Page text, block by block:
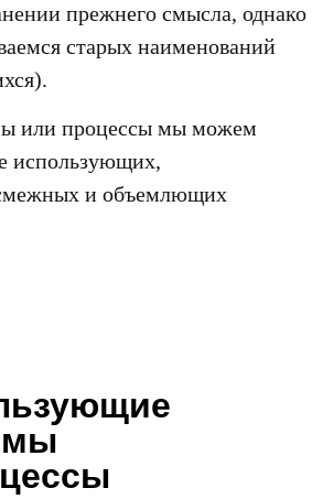
прежнего смысла, однако
старых наименований
или процессы мы можем
использующих,
и объемлющих